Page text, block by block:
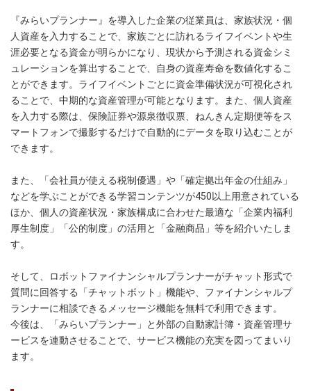
『みらいプランナー』を導入した企業の従業員は、家族状況・個
人資産を入力することで、家族ごとに訪れるライフイベントや生
涯必要となる資金が明らかになり、現状から予測される資金シミ
ュレーションを算出することで、自身の資産寿命を数値化するこ
とができます。ライフイベントごとに資金準備状況が可視化され
ることで、中期的な資産管理が可能となります。また、個人資産
を入力する際は、保険証券や源泉徴収票、ねんきん定期便等をス
マートフォンで撮影するだけで自動的にデータを取り込むことが
できます。
また、「会社員が使える税制優遇」や「確定拠出年金の仕組み」
などを学ぶことができる学習コンテンツが450以上用意されている
ほか、個人の資産状況・家族構成に合わせた最適な「企業内福利
厚生制度」「公的制度」の活用と「金融商品」等を紹介いたしま
す。
そして、ロボットファイナンシャルプランナーがチャット形式で
質問に回答する「チャットボット」機能や、ファイナンシャルプ
ランナーに相談できるメッセージ機能を無料で利用できます。
今後は、「みらいプランナー」と外部の自動家計簿・資産管理サ
ービスを連動させることで、サービス機能の充実を図ってまいり
ます。